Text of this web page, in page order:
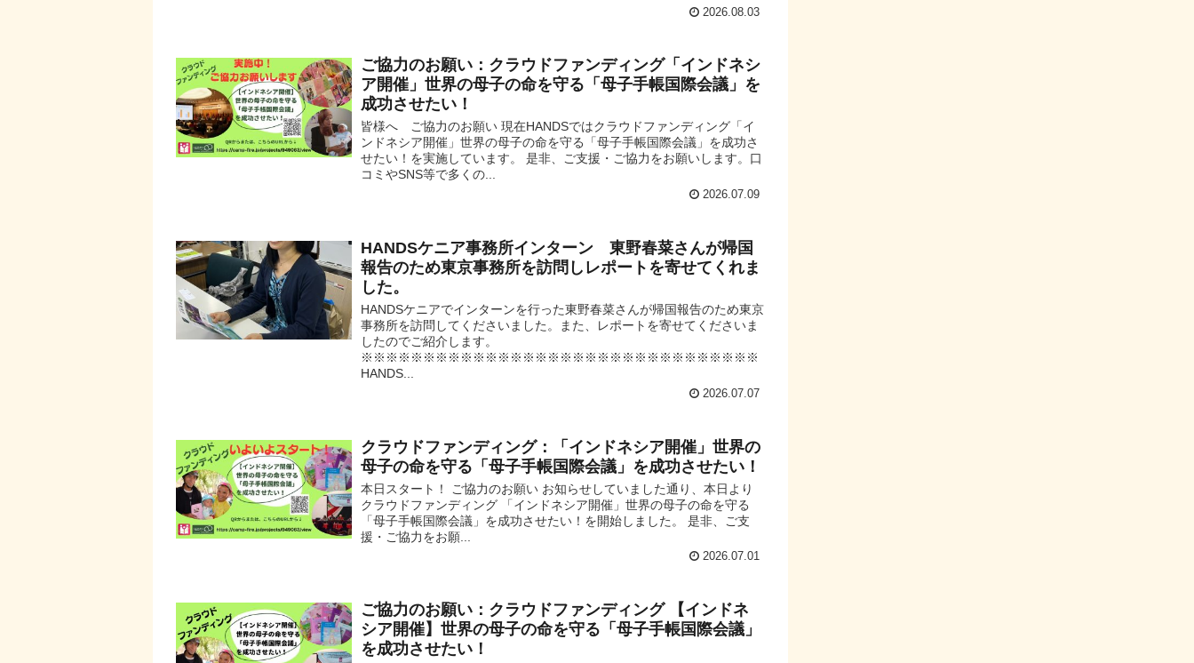
2026.08.03
ご協力のお願い：クラウドファンディング「インドネシ
ア開催」世界の母子の命を守る「母子手帳国際会議」を
成功させたい！
皆様へ ご協力のお願い 現在HANDSではクラウドファンディング「イ
ンドネシア開催」世界の母子の命を守る「母子手帳国際会議」を成功さ
せたい！を実施しています。 是非、ご支援・ご協力をお願いします。口
コミやSNS等で多くの...
2026.07.09
HANDSケニア事務所インターン 東野春菜さんが帰国
報告のため東京事務所を訪問しレポートを寄せてくれま
した。
HANDSケニアでインターンを行った東野春菜さんが帰国報告のため東京
事務所を訪問してくださいました。また、レポートを寄せてくださいま
したのでご紹介します。
※※※※※※※※※※※※※※※※※※※※※※※※※※※※※※※※
HANDS...
2026.07.07
クラウドファンディング：「インドネシア開催」世界の
母子の命を守る「母子手帳国際会議」を成功させたい！
本日スタート！ ご協力のお願い お知らせしていました通り、本日より
クラウドファンディング 「インドネシア開催」世界の母子の命を守る
「母子手帳国際会議」を成功させたい！を開始しました。 是非、ご支
援・ご協力をお願...
2026.07.01
ご協力のお願い：クラウドファンディング 【インドネ
シア開催】世界の母子の命を守る「母子手帳国際会議」
を成功させたい！